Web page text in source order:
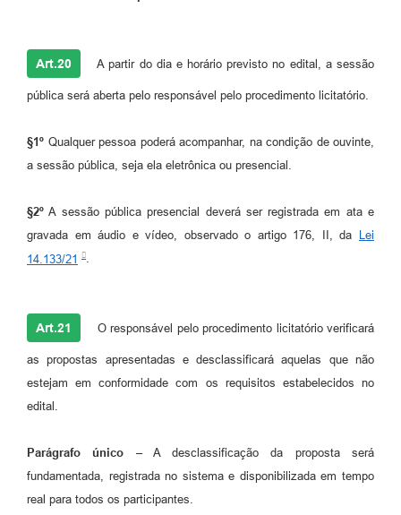
Art.20 A partir do dia e horário previsto no edital, a sessão
pública será aberta pelo responsável pelo procedimento licitatório.
§1º Qualquer pessoa poderá acompanhar, na condição de ouvinte,
a sessão pública, seja ela eletrônica ou presencial.
§2º A sessão pública presencial deverá ser registrada em ata e
gravada em áudio e vídeo, observado o artigo 176, II, da
Lei
14.133/21
.
Art.21 O responsável pelo procedimento licitatório verificará
as propostas apresentadas e desclassificará aquelas que não
estejam em conformidade com os requisitos estabelecidos no
edital.
Parágrafo único –A desclassificação da proposta será
fundamentada, registrada no sistema e disponibilizada em tempo
real para todos os participantes.